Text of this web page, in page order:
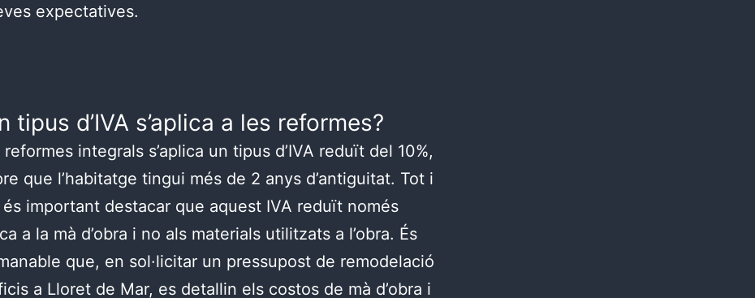
expectatives.
tipus d’IVA s’aplica a les reformes?
reformes integrals s’aplica un tipus d’IVA reduït del 10%,
que l’habitatge tingui més de 2 anys d’antiguitat. Tot i
important destacar que aquest IVA reduït només
a la mà d’obra i no als materials utilitzats a l’obra. És
que, en sol·licitar un pressupost de remodelació
a Lloret de Mar, es detallin els costos de mà d’obra i